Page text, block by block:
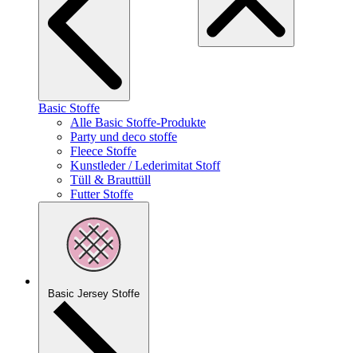
Basic Stoffe
Alle Basic Stoffe-Produkte
Party und deco stoffe
Fleece Stoffe
Kunstleder / Lederimitat Stoff
Tüll & Brauttüll
Futter Stoffe
Basic Jersey Stoffe